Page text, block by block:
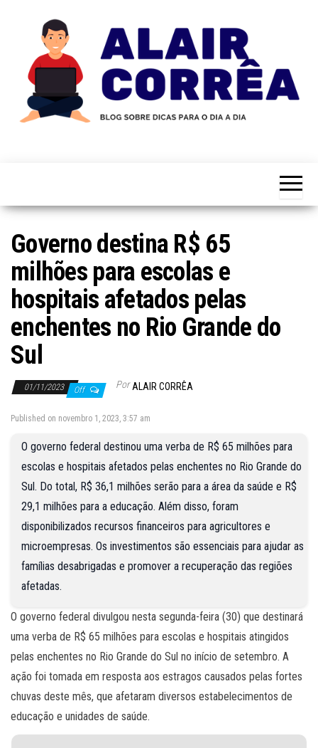
content
Corrêa
Educação e
Governo destina R$ 65
milhões para escolas e
hospitais afetados pelas
enchentes no Rio Grande do
Sul
01/11/2023 Off Por ALAIR CORRÊA
Published on novembro 1, 2023, 3:57 am
O governo federal destinou uma verba de R$ 65 milhões para
escolas e hospitais afetados pelas enchentes no Rio Grande do
Sul. Do total, R$ 36,1 milhões serão para a área da saúde e R$
29,1 milhões para a educação. Além disso, foram
disponibilizados recursos financeiros para agricultores e
microempresas. Os investimentos são essenciais para ajudar as
famílias desabrigadas e promover a recuperação das regiões
afetadas.
O governo federal divulgou nesta segunda-feira (30) que destinará
uma verba de R$ 65 milhões para escolas e hospitais atingidos
pelas enchentes no Rio Grande do Sul no início de setembro. A
ação foi tomada em resposta aos estragos causados pelas fortes
chuvas deste mês, que afetaram diversos estabelecimentos de
educação e unidades de saúde.